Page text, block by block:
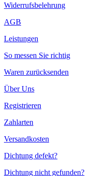
Widerrufsbelehrung
AGB
Leistungen
So messen Sie richtig
Waren zurücksenden
Über Uns
Registrieren
Zahlarten
Versandkosten
Dichtung defekt?
Dichtung nicht gefunden?